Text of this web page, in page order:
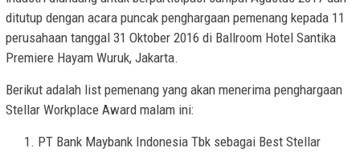
ditutup dengan acara puncak penghargaan pemenang kepada 11
perusahaan tanggal 31 Oktober 2016 di Ballroom Hotel Santika
Premiere Hayam Wuruk, Jakarta.
Berikut adalah list pemenang yang akan menerima penghargaan
Stellar Workplace Award malam ini:
PT Bank Maybank Indonesia Tbk sebagai Best Stellar